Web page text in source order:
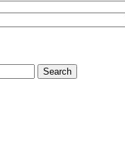
Search